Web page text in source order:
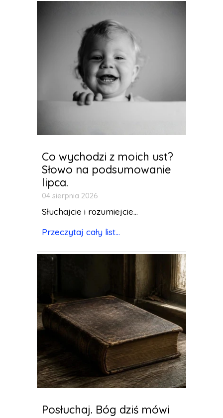
Co wychodzi z moich ust?
Słowo na podsumowanie
lipca.
04 sierpnia 2026
Słuchajcie i rozumiejcie...
Przeczytaj cały list...
Posłuchaj. Bóg dziś mówi